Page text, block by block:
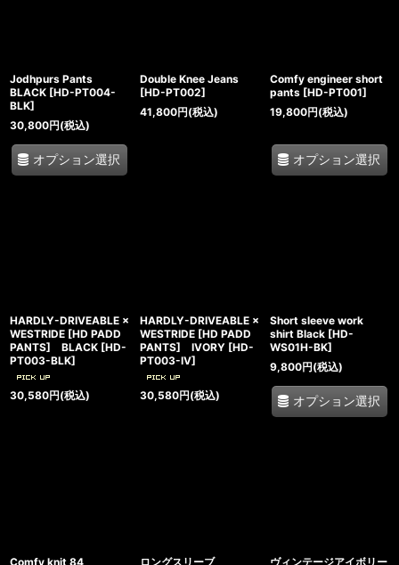
Jodhpurs Pants
BLACK [HD-PT004-
BLK]
30,800円(税込)
オプション選択
Double Knee Jeans
[HD-PT002]
41,800円(税込)
Comfy engineer short
pants [HD-PT001]
19,800円(税込)
オプション選択
HARDLY-DRIVEABLE ×
WESTRIDE [HD PADD
PANTS] BLACK [HD-
PT003-BLK]
30,580円(税込)
HARDLY-DRIVEABLE ×
WESTRIDE [HD PADD
PANTS] IVORY [HD-
PT003-IV]
30,580円(税込)
Short sleeve work
shirt Black [HD-
WS01H-BK]
9,800円(税込)
オプション選択
Comfy knit 84 ロングスリーブ ヴィンテージアイボリー